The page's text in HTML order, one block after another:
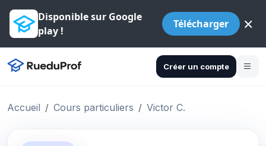
Disponible sur Google
play !
Télécharger ×
Créer un compte
Accueil Cours particuliers Victor C.